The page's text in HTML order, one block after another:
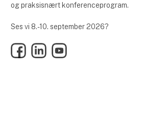
og praksisnært konferenceprogram.
Ses vi 8.-10. september 2026?
FacebookLinkedInYouTube